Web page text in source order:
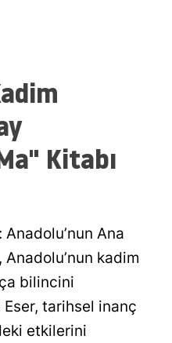
Kitabı
Ana
Anadolu’nun kadim
bilincini
tarihsel inanç
etkilerini